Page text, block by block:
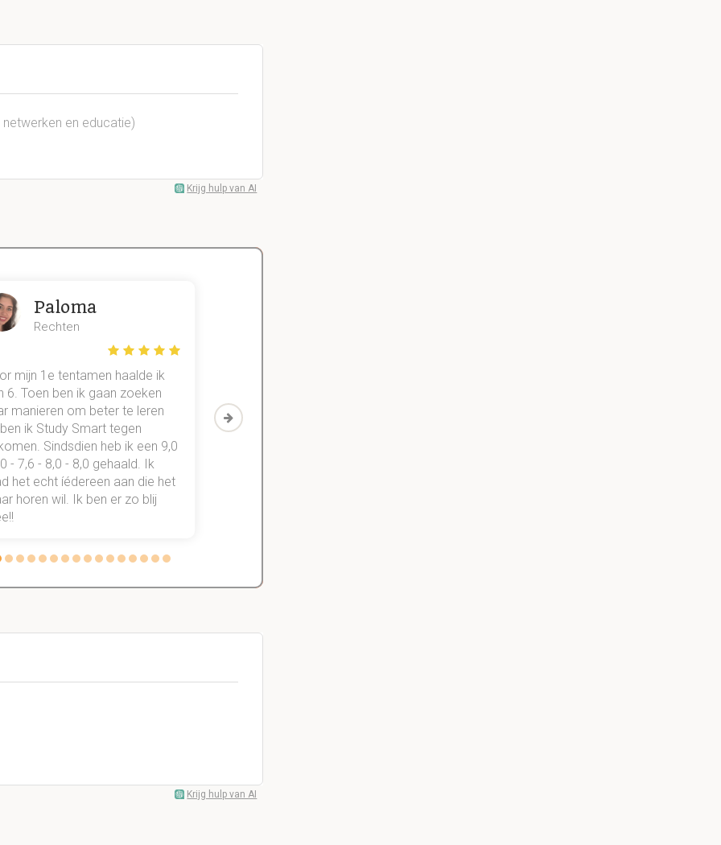
en educatie)
Krijg hulp van AI
Paloma
Rechten
mijn 1e tentamen haalde ik
6. Toen ben ik gaan zoeken
manieren om beter te leren
ik Study Smart tegen
Sindsdien heb ik een 9,0
- 7,6 - 8,0 - 8,0 gehaald. Ik
het echt íédereen aan die het
horen wil. Ik ben er zo blij
vakken. Sinds ik mijn
aantekeningen digitaal maak in
Krijg hulp van AI